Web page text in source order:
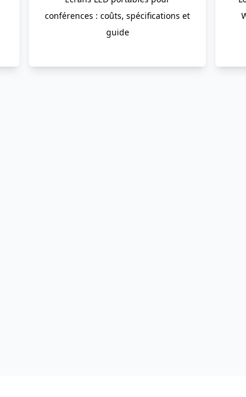
conférences : coûts, spécifications et
guide